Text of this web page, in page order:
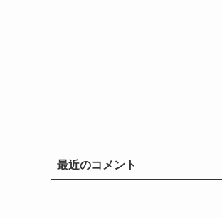
最近のコメント